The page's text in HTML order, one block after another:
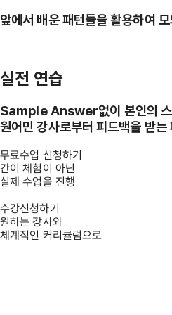
앞에서 배운 패턴들을 활용하여
실전 연습
Sample Answer없이 본인의 스
원어민 강사로부터 피드백을 받는
무료수업 신청하기
간이 체험이 아닌
실제 수업을 진행
수강신청하기
원하는 강사와
체계적인 커리큘럼으로